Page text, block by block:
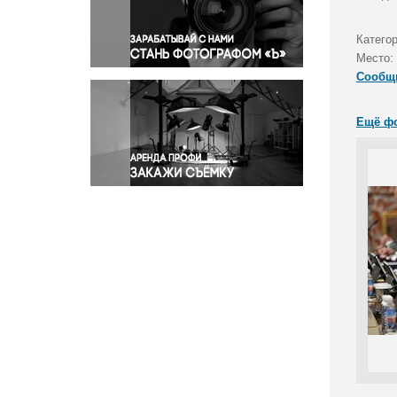
Правосудие
Происшествия и конфликты
Религия
Светская жизнь
Спорт
Экология
Экономика и бизнес
Место:
Ещё